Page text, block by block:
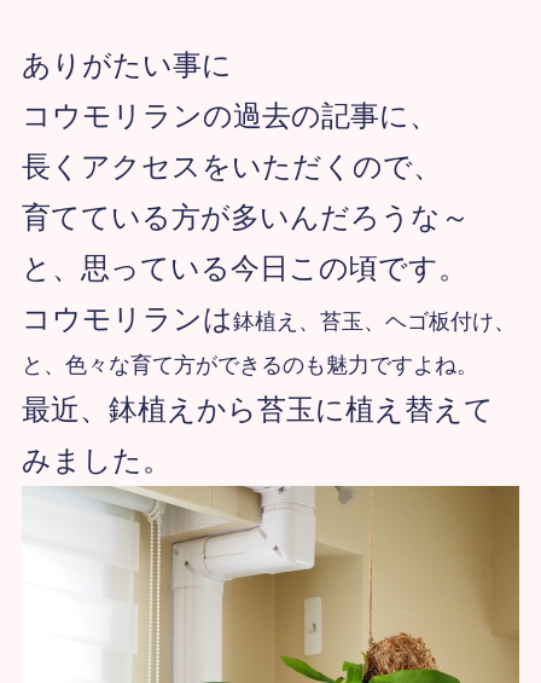
ありがたい事に
コウモリランの過去の記事に、
長くアクセスをいただくので、
育てている方が多いんだろうな～
と、思っている今日この頃です。
コウモリランは鉢植え、 苔玉、 ヘゴ板付け、
と、色々な育て方ができるのも魅力ですよね。
最近、鉢植えから苔玉に植え替えて
みました。